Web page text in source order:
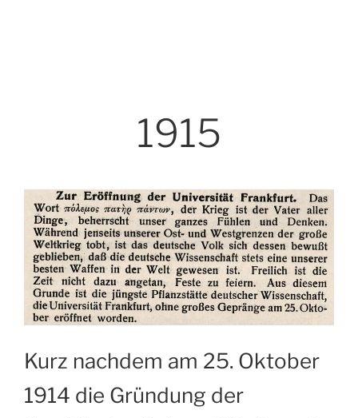
1915
Kurz nachdem am 25. Oktober
1914 die Gründung der